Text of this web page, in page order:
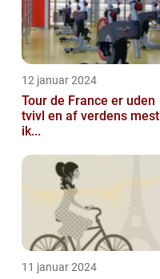
12 januar 2024
Tour de France er uden
tvivl en af verdens mest
ik...
11 januar 2024